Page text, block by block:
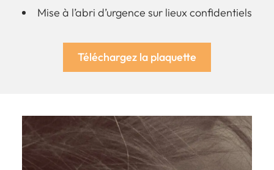
Mise à l’abri d’urgence sur lieux confidentiels
Téléchargez la plaquette